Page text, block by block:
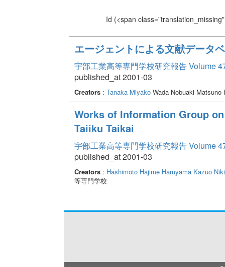
Id (<span
エージェントによる文献データ
宇部工業高等専門学校研究報告 Volume
published_at 2001-03
Creators: Tanaka MiyakoWada Nobuaki Matsuno
Works of Information Group
Taiiku Taikai
宇部工業高等専門学校研究報告 Volume
published_at 2001-03
Creators: Hashimoto Hajime Haruyama Kazuo
等専門学校